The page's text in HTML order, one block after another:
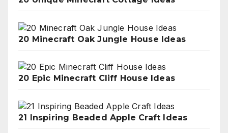
20 Minecraft Oak Jungle House Ideas
20 Epic Minecraft Cliff House Ideas
21 Inspiring Beaded Apple Craft Ideas